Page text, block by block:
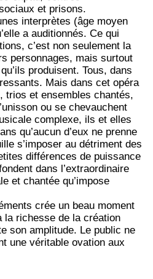
et prisons.
interprètes (âge moyen
a auditionnés. Ce qui
c’est non seulement la
personnages, mais surtout
produisent. Tous, dans
Mais dans cet opéra
trios et ensembles chantés,
ou se chevauchent
complexe, ils et elles
qu’aucun d’eux ne prenne
s’imposer au détriment des
différences de puissance
dans l’extraordinaire
et chantée qu’impose
crée un beau moment
la richesse de la création
son amplitude. Le public ne
une véritable ovation aux